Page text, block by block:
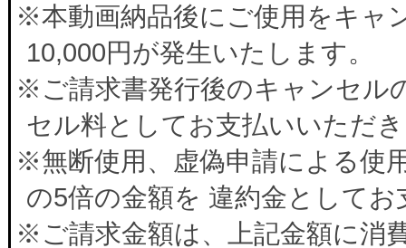
※本動画納品後にご使用をキャ
10,000円が発生いたします。
※ご請求書発行後のキャンセル
セル料としてお支払いいただ
※無断使用、虚偽申請による使
の5倍の金額を 違約金として
※ご請求金額は、上記金額に消